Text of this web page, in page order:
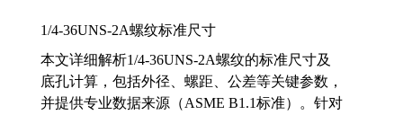
1/4-36UNS-2A螺纹标准尺寸
本文详细解析1/4-36UNS-2A螺纹的标准尺寸及
底孔计算，包括外径、螺距、公差等关键参数，
并提供专业数据来源（ASME B1.1标准）。针对